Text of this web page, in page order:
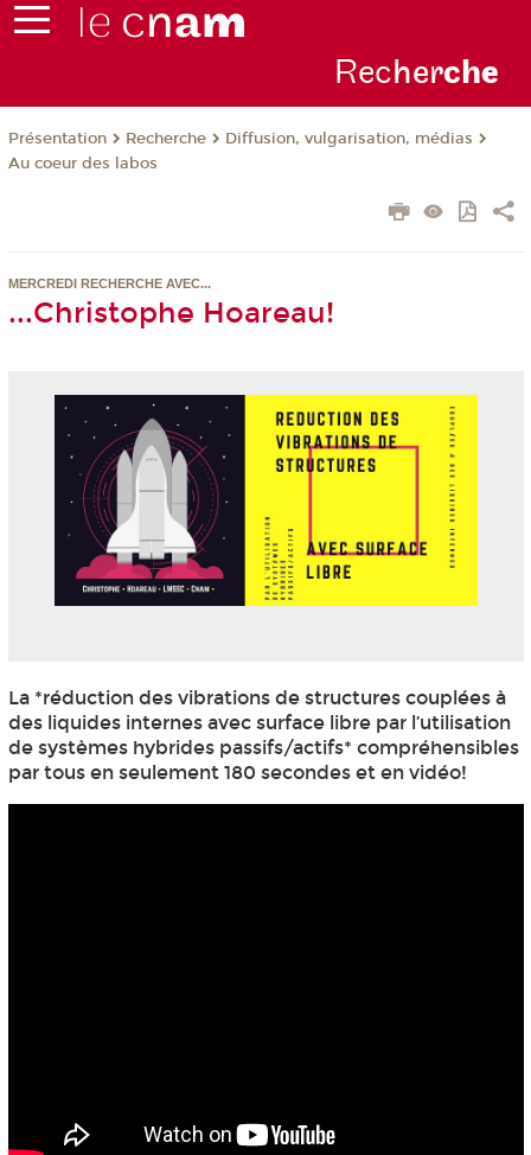
Recherche
Présentation Recherche
Diffusion, vulgarisation, médias
Au coeur des labos
MERCREDI RECHERCHE AVEC...
...Christophe Hoareau!
La *réduction des vibrations de structures couplées à
des liquides internes avec surface libre par l’utilisation
de systèmes hybrides passifs/actifs* compréhensibles
par tous en seulement 180 secondes et en vidéo!